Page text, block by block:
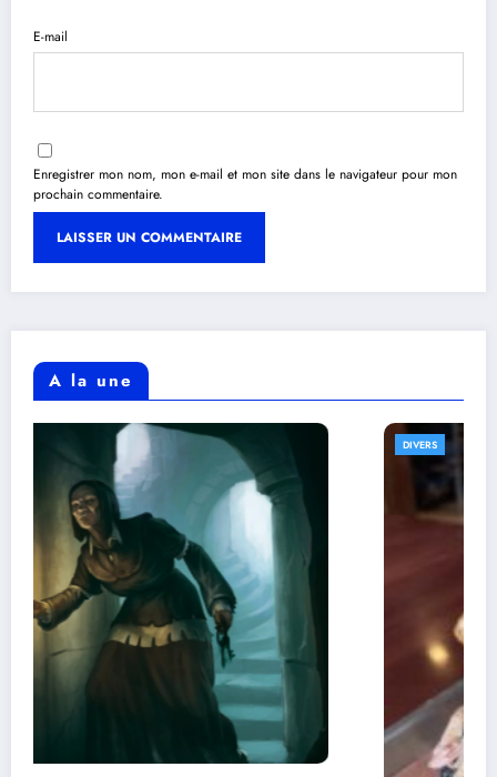
E-mail
Enregistrer mon nom, mon e-mail et mon site dans le navigateur pour mon
prochain commentaire.
A la une